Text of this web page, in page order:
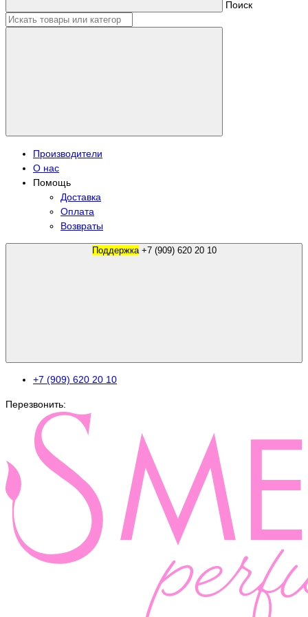
Поиск
Производители
О нас
Помощь
Доставка
Оплата
Возвраты
Поддержка +7 (909) 620 20 10
+7 (909) 620 20 10
Перезвонить: